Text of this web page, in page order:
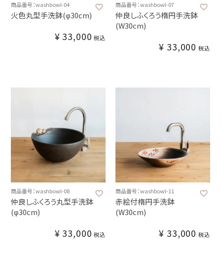
商品番号：washbowl-04
火色丸型手洗鉢(φ30cm)
¥ 33,000 税込
商品番号：washbowl-07
仲良しふくろう楕円手洗鉢
(W30cm)
¥ 33,000 税込
商品番号：washbowl-08
仲良しふくろう丸型手洗鉢
(φ30cm)
¥ 33,000 税込
商品番号：washbowl-11
赤絵付楕円手洗鉢
(W30cm)
¥ 33,000 税込